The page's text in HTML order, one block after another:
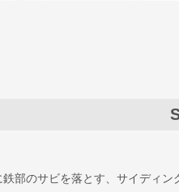
部のサビを落とす、サイディン